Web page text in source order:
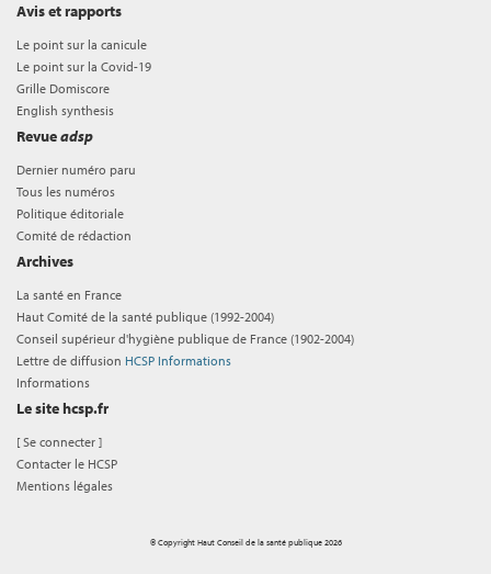
Avis et rapports
Le point sur la canicule
Le point sur la Covid-19
Grille Domiscore
English synthesis
Revueadsp
Dernier numéro paru
Tous les numéros
Politique éditoriale
Comité de rédaction
Archives
La santé en France
Haut Comité de la santé publique (1992-2004)
Conseil supérieur d'hygiène publique de France (1902-2004)
Lettre de diffusion HCSP Informations
Informations
Le site hcsp.fr
[Se connecter ]
Contacter le HCSP
Mentions légales
© Copyright Haut Conseil de la santé publique 2026